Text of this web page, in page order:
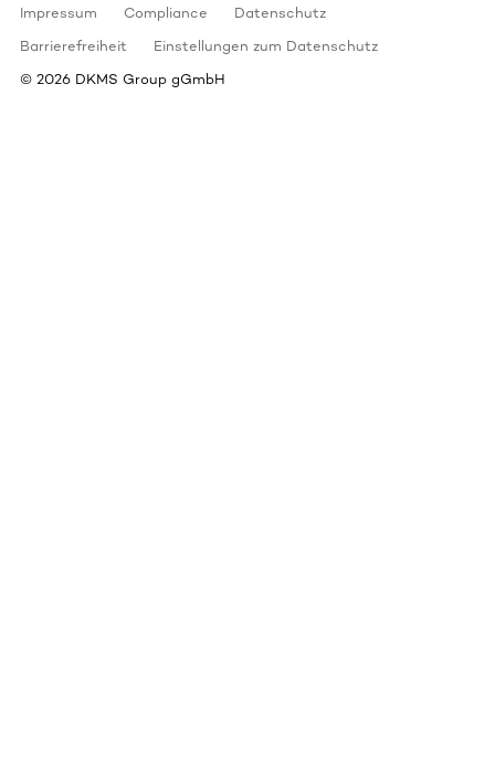
Impressum Compliance
Datenschutz
Barrierefreiheit
Einstellungen zum Datenschutz
© 2026 DKMS Group gGmbH